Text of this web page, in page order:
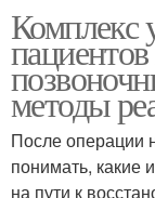
Комплекс
методы
После операции
понимать, какие
на пути к